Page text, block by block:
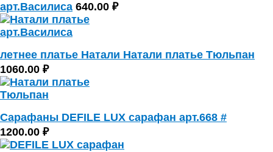
арт.Василиса 640.00 ₽
летнее платье Натали Натали платье Тюльпан
1060.00 ₽
Сарафаны DEFILE LUX сарафан арт.668 #
1200.00 ₽